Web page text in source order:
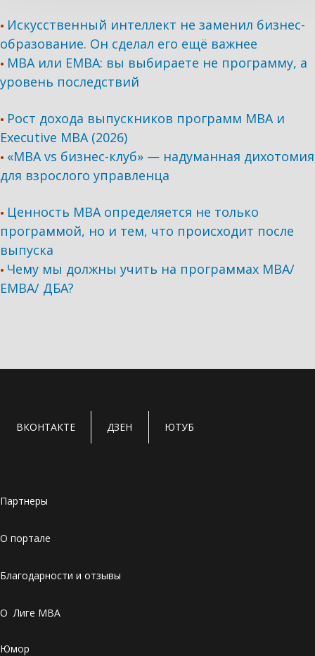
• Искусственный интеллект не заменил бизнес-
образование. Он сделал его ещё важнее
• MBA или EMBA: вы выбираете не программу, а
уровень последствий
• Рост дохода выпускников программ МВА и
Executive MBA (2026)
• «MBA vs бизнес-клуб» — надуманная дихотомия
для взрослого управленца
• Ценность MBA определяется не только
программой, но и тем, что происходит после
выпуска
• Чему мы должны учить на программах МВА/
ЕМВА/ ДБА?
ВКОНТАКТЕ ДЗЕН ЮТУБ
Партнеры
О портале
Благодарности и отзывы
О Лиге MBA
Юмор